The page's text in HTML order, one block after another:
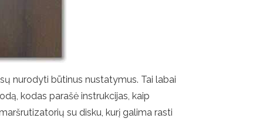
nurodyti būtinus nustatymus. Tai labai
kodas parašė instrukcijas, kaip
su disku, kurį galima rasti